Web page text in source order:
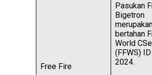
Free Fire
Pasukan
Bigetron
bertahan
World
(FFWS)
2024.